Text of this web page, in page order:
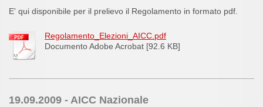
E' qui disponibile per il prelievo il Regolamento in formato pdf.
Regolamento_Elezioni_AICC.pdf
Documento Adobe Acrobat [92.6 KB]
19.09.2009 - AICC Nazionale